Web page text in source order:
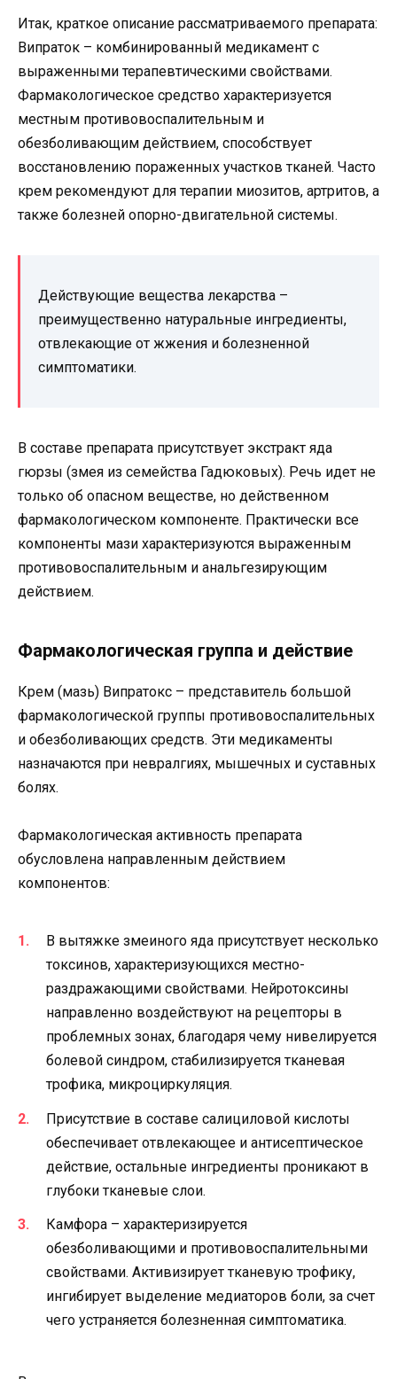
Итак, краткое описание рассматриваемого препарата:
Випраток – комбинированный медикамент с
выраженными терапевтическими свойствами.
Фармакологическое средство характеризуется
местным противовоспалительным и
обезболивающим действием, способствует
восстановлению пораженных участков тканей. Часто
крем рекомендуют для терапии миозитов, артритов, а
также болезней опорно-двигательной системы.
Действующие вещества лекарства –
преимущественно натуральные ингредиенты,
отвлекающие от жжения и болезненной
симптоматики.
В составе препарата присутствует экстракт яда
гюрзы (змея из семейства Гадюковых). Речь идет не
только об опасном веществе, но действенном
фармакологическом компоненте. Практически все
компоненты мази характеризуются выраженным
противовоспалительным и анальгезирующим
действием.
Фармакологическая группа и действие
Крем (мазь) Випратокс – представитель большой
фармакологической группы противовоспалительных
и обезболивающих средств. Эти медикаменты
назначаются при невралгиях, мышечных и суставных
болях.
Фармакологическая активность препарата
обусловлена направленным действием
компонентов:
В вытяжке змеиного яда присутствует несколько
токсинов, характеризующихся местно-
раздражающими свойствами. Нейротоксины
направленно воздействуют на рецепторы в
проблемных зонах, благодаря чему нивелируется
болевой синдром, стабилизируется тканевая
трофика, микроциркуляция.
Присутствие в составе салициловой кислоты
обеспечивает отвлекающее и антисептическое
действие, остальные ингредиенты проникают в
глубоки тканевые слои.
Камфора – характеризируется
обезболивающими и противовоспалительными
свойствами. Активизирует тканевую трофику,
ингибирует выделение медиаторов боли, за счет
чего устраняется болезненная симптоматика.